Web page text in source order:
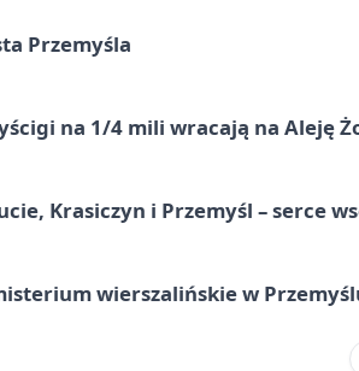
Przemyśla
na 1/4 mili wracają na Aleję
Krasiczyn i Przemyśl – serce
wierszalińskie w